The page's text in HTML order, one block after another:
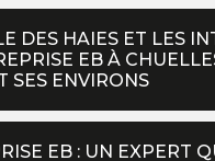
DES HAIES ET LES
EB À
SES ENVIRONS
EB : UN EXPERT